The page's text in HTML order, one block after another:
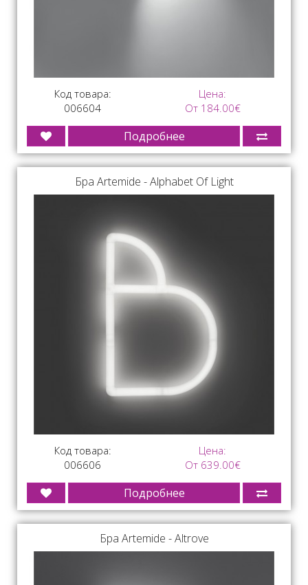
Код товара:
006604
Цена:
От 184.00€
Подробнее
Бра Artemide - Alphabet Of Light
Код товара:
006606
Цена:
От 639.00€
Подробнее
Бра Artemide - Altrove